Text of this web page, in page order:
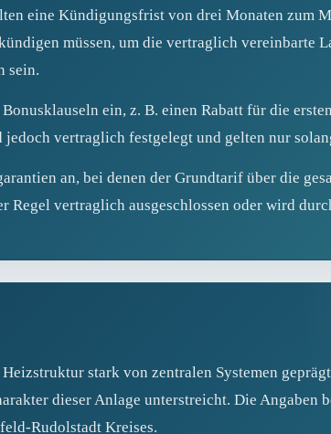
eine Kündigungsfrist von drei Monaten zum
müssen, um die vertraglich vereinbarte
sein.
ein, z. B. einen Rabatt für die
vertraglich festgelegt und gelten nur
an, bei denen der Grundtarif über die
Regel vertraglich ausgeschlossen oder wird
stark von zentralen Systemen
dieser Anlage unterstreicht. Die Angaben
Kreises.